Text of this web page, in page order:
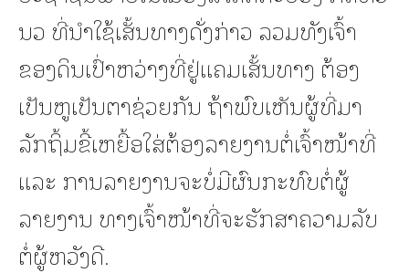
ນວ ທີ່ນໍາໃຊ້ເສັ້ນທາງດັ່ງກ່າວ ລວມທັງເຈົ້າ
ຂອງດິນເປົ່າຫວ່າງທີ່ຢູ່ແຄມເສັ້ນທາງ ຕ້ອງ
ເປັນຫູເປັນຕາຊ່ວຍກັນ ຖ້າພົບເຫັນຜູ້ທີ່ມາ
ລັກຖິ້ມຂີ້ເຫຍື້ອໃສ່ຕ້ອງລາຍງານຕໍ່ເຈົ້າໜ້າທີ່
ແລະ ການລາຍງານຈະບໍ່ມີຜົນກະທົບຕໍ່ຜູ້
ລາຍງານ ທາງເຈົ້າໜ້າທີ່ຈະຮັກສາຄວາມລັບ
ຕໍ່ຜູ້ຫວັງດີ.